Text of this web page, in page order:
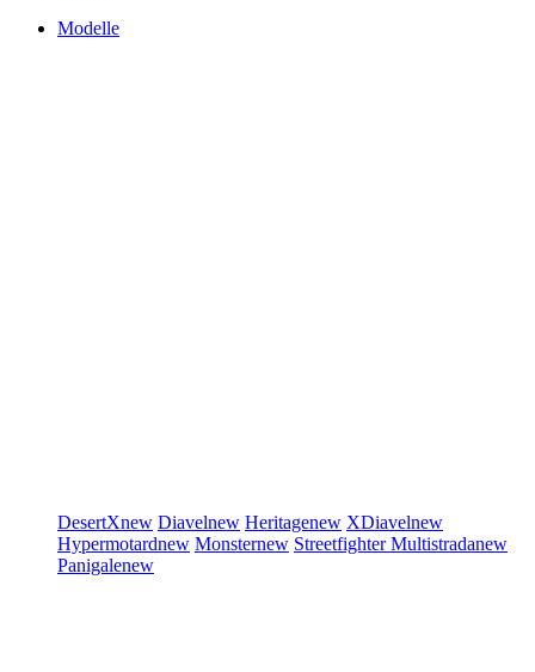
Modelle
DesertXnew Diavelnew Heritagenew XDiavelnew
Hypermotardnew Monsternew StreetfighterMultistradanew
Panigalenew